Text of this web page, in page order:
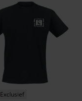
Exclusief